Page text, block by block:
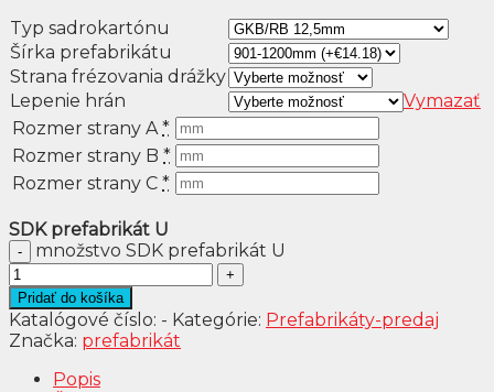
Typ sadrokartónu
Šírka prefabrikátu
Strana frézovania drážky
Lepenie hrán
Vymazať
Rozmer strany A*
Rozmer strany B *
Rozmer strany C *
SDK prefabrikát U
množstvo SDK prefabrikát U
Pridať do košíka
Katalógové číslo: - Kategórie: Prefabrikáty-predaj
Značka: prefabrikát
Popis